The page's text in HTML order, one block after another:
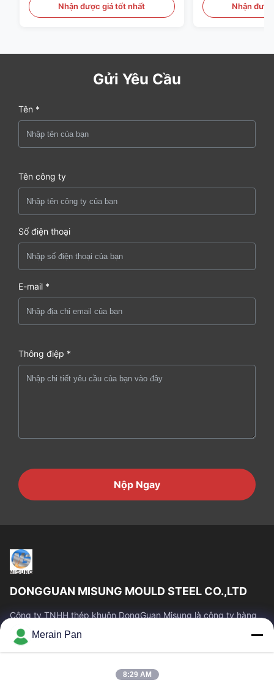
Nhận được giá tốt nhất Nhận
Gửi Yêu Cầu
Tên *
Tên công ty
Số điện thoại
E-mail *
Thông điệp *
Nộp Ngay
DONGGUAN MISUNG MOULD STEEL CO.,LTD
Công ty TNHH thép khuôn DongGuan Misung là công ty hàng
đầu về cung cấp thép khuôn nhựa, thép gia công nóng, thép
gia công nguội, thép kết cấu hợp kim
Liên Kết Nhanh
Các Sản Phẩm
Merain Pan
8:29 AM